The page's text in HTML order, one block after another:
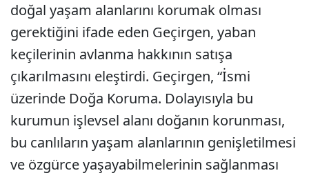
doğal yaşam alanlarını korumak olması
gerektiğini ifade eden Geçirgen, yaban
keçilerinin avlanma hakkının satışa
çıkarılmasını eleştirdi. Geçirgen, “İsmi
üzerinde Doğa Koruma. Dolayısıyla bu
kurumun işlevsel alanı doğanın korunması,
bu canlıların yaşam alanlarının genişletilmesi
ve özgürce yaşayabilmelerinin sağlanması